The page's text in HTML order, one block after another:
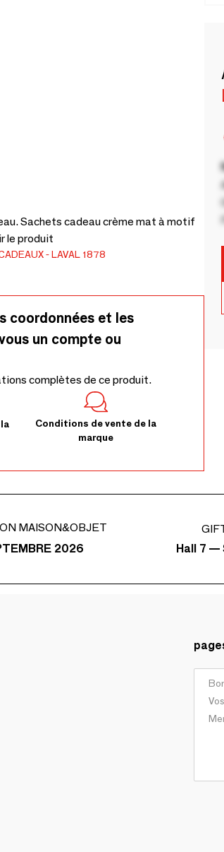
Sachets cadeau crème mat à motif
le produit
LAVAL 1878
coordonnées et les
un compte ou
complètes de ce produit.
Conditions de vente de la
marque
MAISON&OBJET
2026
Hall 7 —